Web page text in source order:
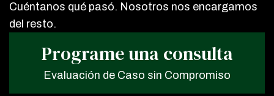
Cuéntanos qué pasó. Nosotros nos encargamos
del resto.
Programe una consulta
Evaluación de Caso sin Compromiso